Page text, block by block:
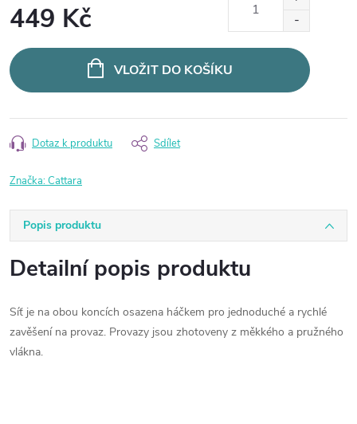
449 Kč
cena:
VLOŽIT DO KOŠÍKU
Dotaz k produktu Sdílet
Značka:Cattara
Popis produktu
Detailní popis produktu
Síť je na obou koncích osazena háčkem pro jednoduché a rychlé
zavěšení na provaz. Provazy jsou zhotoveny z měkkého a pružného
vlákna.